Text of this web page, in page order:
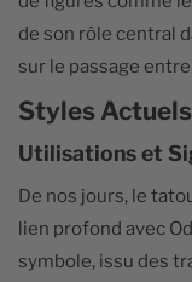
de son rôle central
sur le passage
Styles
Utilisations et
De nos jours, le
lien profond avec
symbole, issu des